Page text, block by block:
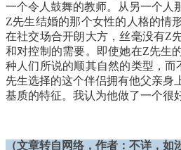
一个令人鼓舞的教师。从另一个人
Z先生结婚的那个女性的人格的情
在社交场合开朗大方，丝毫没有Z
和对控制的需要。即使她在Z先生
种人们所说的顺其自然的类型，
先生选择的这个伴侣拥有他父亲身
基质的特征。我认为他做了一个很
（文章转自网络，作者： 不详 ，如